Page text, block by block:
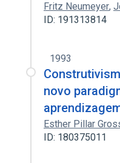
Fritz Neumeyer,
ID: 191313814
1993
novo
Esther Pillar
ID: 180375011